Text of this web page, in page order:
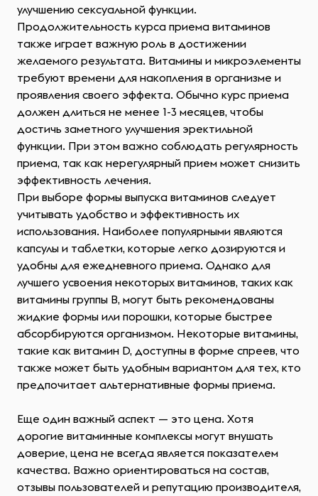
улучшению сексуальной функции.
Продолжительность курса приема витаминов
также играет важную роль в достижении
желаемого результата. Витамины и микроэлементы
требуют времени для накопления в организме и
проявления своего эффекта. Обычно курс приема
должен длиться не менее 1-3 месяцев, чтобы
достичь заметного улучшения эректильной
функции. При этом важно соблюдать регулярность
приема, так как нерегулярный прием может снизить
эффективность лечения.
При выборе формы выпуска витаминов следует
учитывать удобство и эффективность их
использования. Наиболее популярными являются
капсулы и таблетки, которые легко дозируются и
удобны для ежедневного приема. Однако для
лучшего усвоения некоторых витаминов, таких как
витамины группы B, могут быть рекомендованы
жидкие формы или порошки, которые быстрее
абсорбируются организмом. Некоторые витамины,
такие как витамин D, доступны в форме спреев, что
также может быть удобным вариантом для тех, кто
предпочитает альтернативные формы приема.
Еще один важный аспект — это цена. Хотя
дорогие витаминные комплексы могут внушать
доверие, цена не всегда является показателем
качества. Важно ориентироваться на состав,
отзывы пользователей и репутацию производителя,